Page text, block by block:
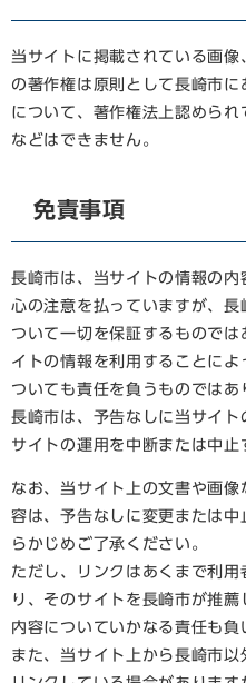
当サイトに掲載されている画
の著作権は原則として長崎市
について、著作権法上認めら
などはできません。
免責事項
長崎市は、当サイトの情報の
心の注意を払っていますが、
ついて一切を保証するもので
イトの情報を利用することに
ついても責任を負うものではあ
長崎市は、予告なしに当サイ
サイトの運用を中断または中止
なお、当サイト上の文書や画
容は、予告なしに変更または
らかじめご了承ください。
ただし、リンクはあくまで利
り、そのサイトを長崎市が推薦
内容についていかなる責任も負
また、当サイト上から長崎市